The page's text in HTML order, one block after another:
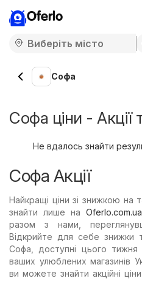
Oferlo
Софа
Софа ціни - Акції
Не вдалось знайти
Софа Акції
Найкращі ціни зі знижкою
знайти лише на Oferlo.com.ua
разом з нами,
Відкрийте для себе знижки
Софа, доступні цього
ваших улюблених магазинів
ви можете знайти акційні